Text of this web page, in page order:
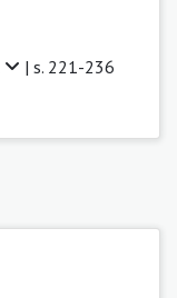
| s. 221-236